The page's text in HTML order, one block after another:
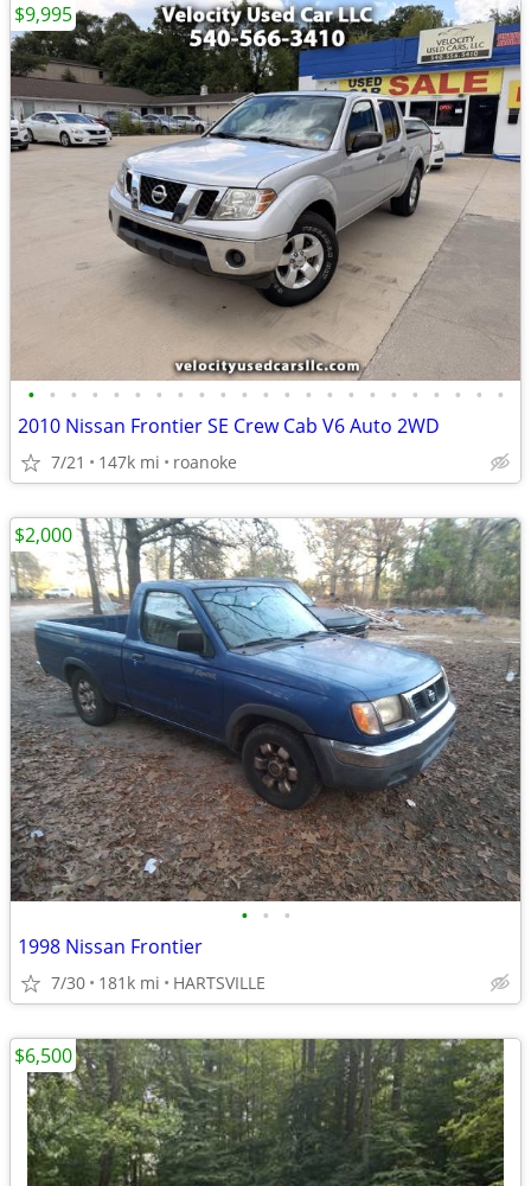
• • • • • • • • • • • • • • • • • • • • • • •
2010 Nissan Frontier SE Crew Cab V6 Auto 2WD
7/21 147k mi roanoke
$9,995
• • •
1998 Nissan Frontier
7/30 181k mi HARTSVILLE
$2,000
$6,500